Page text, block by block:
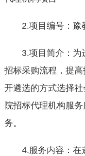
2.项目编号：豫
3.项目简介：为
招标采购流程，提
开遴选的方式选择
院招标代理机构服
务。
4.服务内容：在